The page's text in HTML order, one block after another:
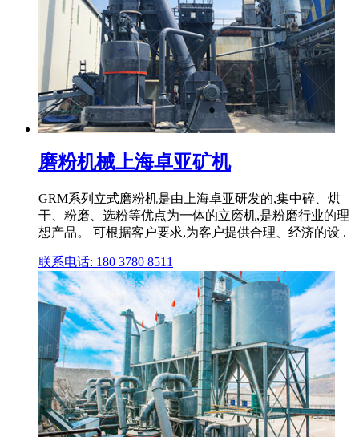
磨粉机械上海卓亚矿机
GRM系列立式磨粉机是由上海卓亚研发的,集中碎、烘
干、粉磨、选粉等优点为一体的立磨机,是粉磨行业的理
想产品。 可根据客户要求,为客户提供合理、经济的设 .
联系电话: 180 3780 8511